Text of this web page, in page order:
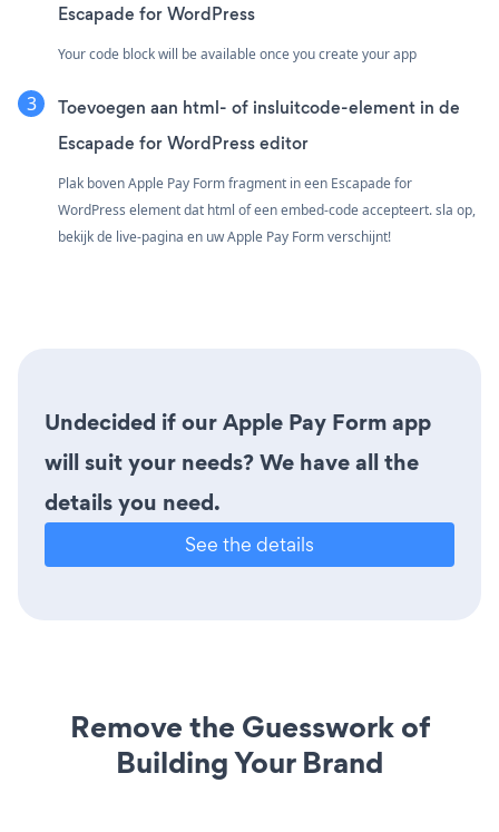
Escapade for WordPress
Your code block will be available once you create your app
Toevoegen aan html- of insluitcode-element in de
Escapade for WordPress editor
Plak boven Apple Pay Form fragment in een Escapade for
WordPress element dat html of een embed-code accepteert. sla op,
bekijk de live-pagina en uw Apple Pay Form verschijnt!
Undecided if our Apple Pay Form app
will suit your needs? We have all the
details you need.
See the details
Remove the Guesswork of
Building Your Brand